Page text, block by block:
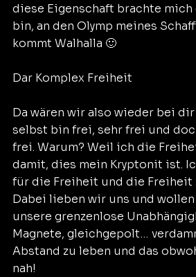
diese Eigenschaft brachte mich
bin, an den Olymp meines
kommt Walhalla 🙂
Dar Komplex Freiheit
Da wären wir also wieder bei
selbst bin frei, sehr frei und
frei. Warum? Weil ich die
damit, dies mein Kryptonit ist.
für die Freiheit und die Freiheit
Dabei lieben wir uns und
unsere grenzenlose
Magnete, gleichgepolt…
Abstand zu leben und das
nah!